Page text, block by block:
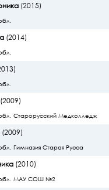
(2015)
(2014)
Старорусский Медколледж
(2009)
Гимназия Старая Русса
(2010)
обл. МАУ СОШ №2